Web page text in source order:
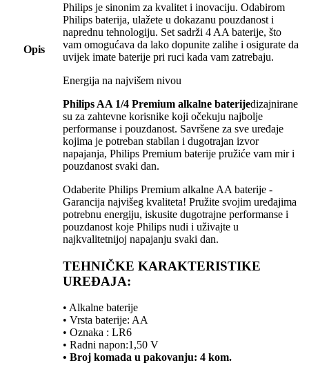
Opis
Philips je sinonim za kvalitet i inovaciju. Odabirom
Philips baterija, ulažete u dokazanu pouzdanost i
naprednu tehnologiju. Set sadrži 4 AA baterije, što
vam omogućava da lako dopunite zalihe i osigurate da
uvijek imate baterije pri ruci kada vam zatrebaju.
Energija na najvišem nivou
Philips AA 1/4 Premium alkalne baterijedizajnirane
su za zahtevne korisnike koji očekuju najbolje
performanse i pouzdanost. Savršene za sve uređaje
kojima je potreban stabilan i dugotrajan izvor
napajanja, Philips Premium baterije pružiće vam mir i
pouzdanost svaki dan.
Odaberite Philips Premium alkalne AA baterije -
Garancija najvišeg kvaliteta! Pružite svojim uređajima
potrebnu energiju, iskusite dugotrajne performanse i
pouzdanost koje Philips nudi i uživajte u
najkvalitetnijoj napajanju svaki dan.
TEHNIČKE KARAKTERISTIKE
UREĐAJA:
• Alkalne baterije
• Vrsta baterije: AA
• Oznaka : LR6
• Radni napon:1,50 V
• Broj komada u pakovanju: 4 kom.